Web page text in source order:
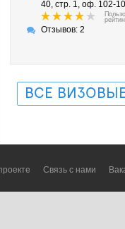
40, стр. 1, оф. 102-
Отзывов: 2
ВСЕ
Связь с нами